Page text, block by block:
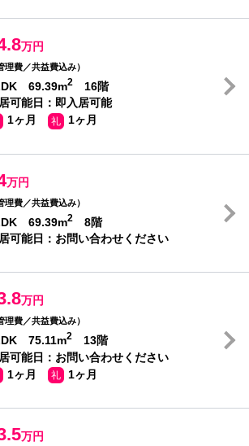
万円
理費／共益費込み）
69.39m2
16階
可能日：即入居可能
1ヶ月 礼 1ヶ月
万円
理費／共益費込み）
69.39m2
8階
可能日：お問い合わせください
万円
理費／共益費込み）
75.11m2
13階
可能日：お問い合わせください
1ヶ月 礼 1ヶ月
万円